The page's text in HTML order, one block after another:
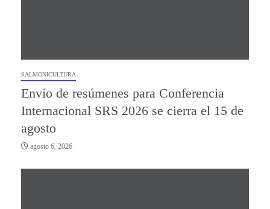
SALMONICULTURA
Envío de resúmenes para Conferencia
Internacional SRS 2026 se cierra el 15 de
agosto
agosto 6, 2026